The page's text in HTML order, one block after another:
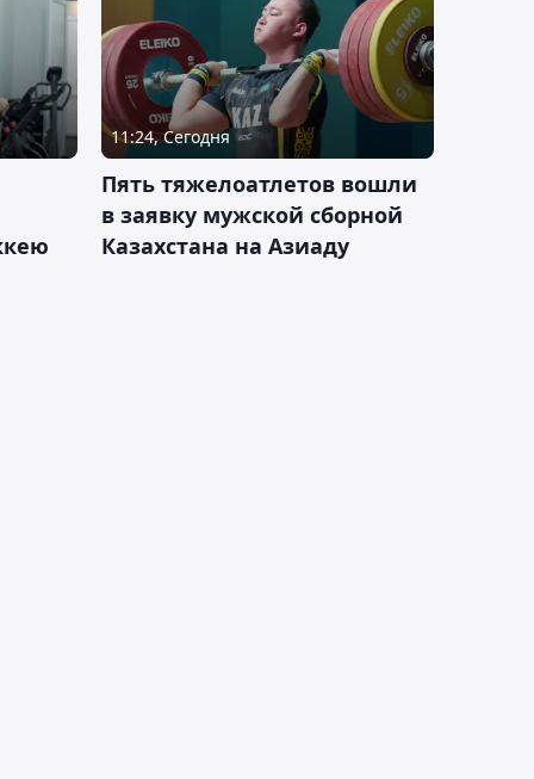
11:24, Сегодня
Пять тяжелоатлетов вошли
в заявку мужской сборной
Казахстана на Азиаду